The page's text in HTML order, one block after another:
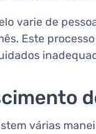
varie de
Este
várias